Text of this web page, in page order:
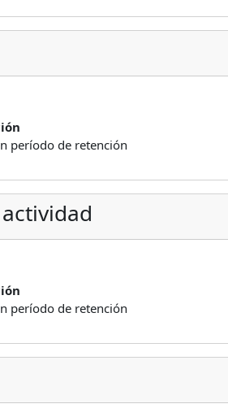
período de retención
período de retención